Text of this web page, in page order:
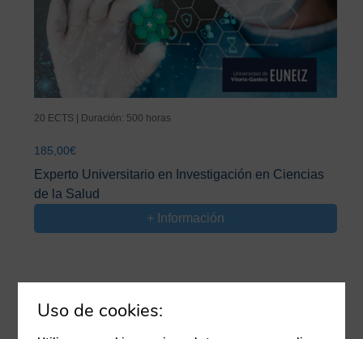
20 ECTS | Duración: 500 horas
185,00€
Experto Universitario en Investigación en Ciencias
de la Salud
+ Información
Uso de cookies: